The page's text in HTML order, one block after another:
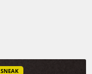
SNEAK